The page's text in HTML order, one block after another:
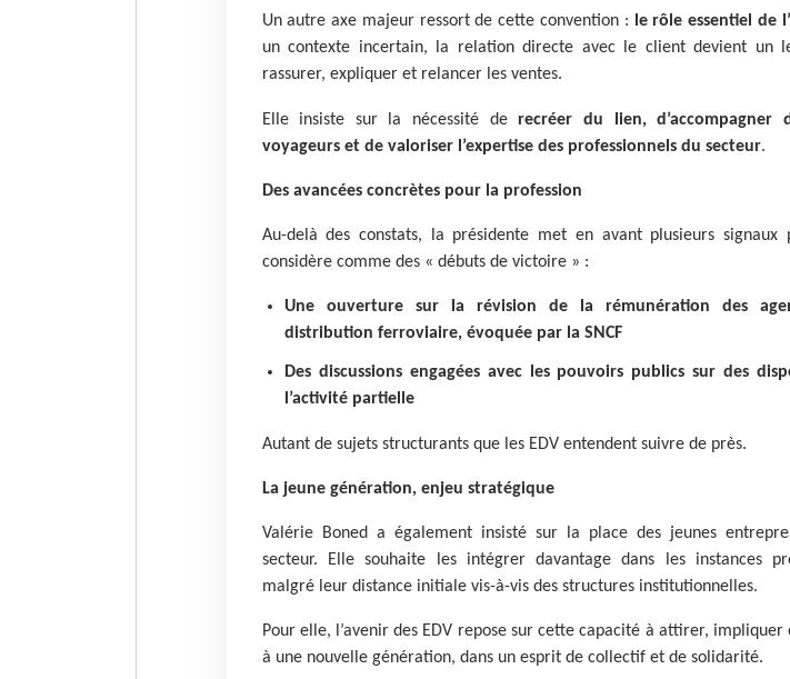
Un autre axe majeur ressort de cette convention : le rôle essentiel de
un contexte incertain, la relation directe avec le client devient un
rassurer, expliquer et relancer les ventes.
Elle insiste sur la nécessité derecréer du lien, d’accompagner
voyageurs et de valoriser l’expertise des professionnels du secteur.
Des avancées concrètes pour la profession
Au-delà des constats, la présidente met en avant plusieurs signaux
considère comme des « débuts de victoire » :
Une ouverture sur la révision de la rémunération des
distribution ferroviaire, évoquée par la SNCF
Des discussions engagées avec les pouvoirs publics sur des
l’activité partielle
Autant de sujets structurants que les EDV entendent suivre de près.
La jeune génération, enjeu stratégique
Valérie Boned a également insisté sur la place des jeunes
secteur. Elle souhaite les intégrer davantage dans les instances
malgré leur distance initiale vis-à-vis des structures institutionnelles.
Pour elle, l’avenir des EDV repose sur cette capacité à attirer,
à une nouvelle génération, dans un esprit de collectif et de solidarité.